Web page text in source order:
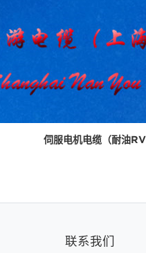
伺服电机电缆（耐油
联系我们